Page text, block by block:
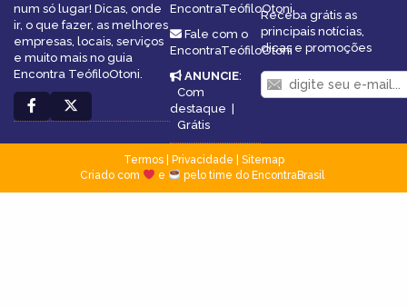
num só lugar! Dicas, onde
ir, o que fazer, as melhores
empresas, locais, serviços
e muito mais no guia
Encontra TeófiloOtoni.
EncontraTeófiloOtoni
Fale com o
EncontraTeófiloOtoni
ANUNCIE:
Com
destaque |
Grátis
Receba grátis as
principais notícias,
dicas e promoções
Termos| Privacidade
Sitemap
Criado com
e pelo time do EncontraBrasil